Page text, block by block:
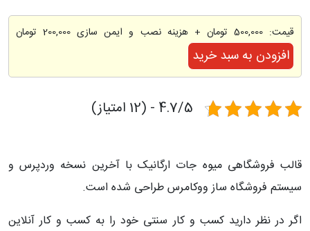
قیمت:500,000 تومان + هزینه نصب و ایمن سازی 200,000 تومان
افزودن به سبد خرید
4.7/5 - (12 امتیاز)
قالب فروشگاهی میوه جات ارگانیک با آخرین نسخه وردپرس و
سیستم فروشگاه ساز ووکامرس طراحی شده است.
اگر در نظر دارید کسب و کار سنتی خود را به کسب و کار آنلاین